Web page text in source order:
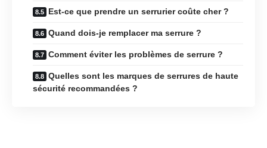
Est-ce que prendre un serrurier coûte cher ?
Quand dois-je remplacer ma serrure ?
Comment éviter les problèmes de serrure ?
Quelles sont les marques de serrures de haute
sécurité recommandées ?